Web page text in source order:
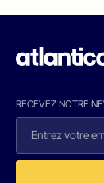
RECEVEZ NOTRE